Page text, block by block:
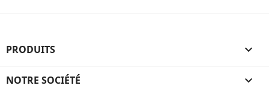
PRODUITS 
NOTRE SOCIÉTÉ 